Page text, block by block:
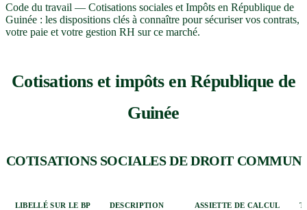
Code du travail — Cotisations sociales et Impôts en République de
Guinée : les dispositions clés à connaître pour sécuriser vos contrats,
votre paie et votre gestion RH sur ce marché.
Cotisations et impôts en République de
Guinée
COTISATIONS SOCIALES DE DROIT COMMUN
LIBELLÉ SUR LE BP DESCRIPTION ASSIETTE DE CALCUL